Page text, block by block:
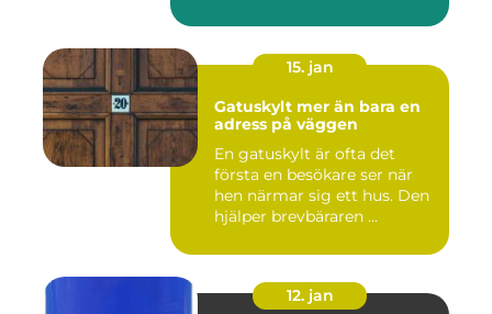
15. jan
Gatuskylt mer än bara en
adress på väggen
En gatuskylt är ofta det
första en besökare ser när
hen närmar sig ett hus. Den
hjälper brevbäraren ...
12. jan